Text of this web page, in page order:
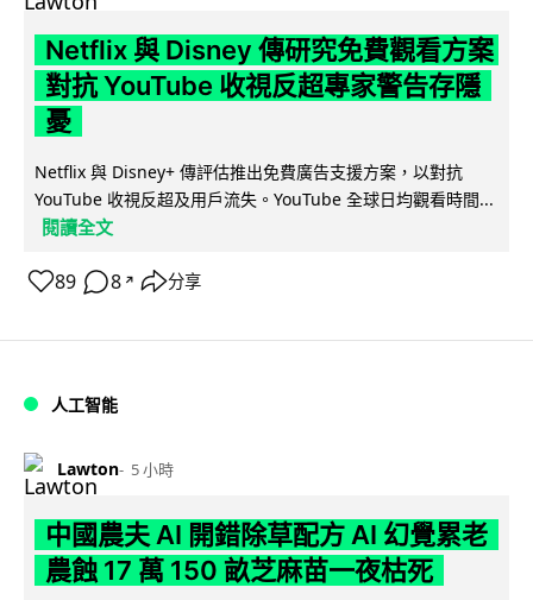
Netflix 與 Disney 傳研究免費觀看方案
對抗 YouTube 收視反超專家警告存隱
憂
Netflix 與 Disney+ 傳評估推出免費廣告支援方案，以對抗
YouTube 收視反超及用戶流失。YouTube 全球日均觀看時間...
閱讀全文
89 8 ↗ 分享
人工智能
Lawton 5 小時
中國農夫 AI 開錯除草配方 AI 幻覺累老
農蝕 17 萬 150 畝芝麻苗一夜枯死